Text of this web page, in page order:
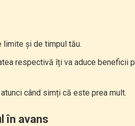
limite și de timpul tău.
respectivă îți va aduce beneficii
când simți că este prea mult.
în avans